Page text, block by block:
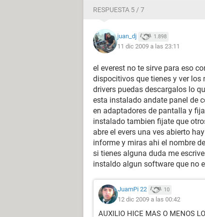
Offset F0: F0 FF FF FF 00 00 00
B00 D01 F00: Puente PCI ISA
Offset 00: DE 10 E0 03 0F 00
Offset 20: 00 00 00 00 00 00 00
Offset 30: 00 00 00 00 00 00 00
Offset 40: DE 10 84 CB 00 00 FF
Offset 50: FA 3E FF 00 00 5A
Offset 60: 00 00 00 00 00 00
Offset 70: 10 00 FF FF C5 80
Offset 80: 09 20 00 11 0D 80
Offset 90: FF 7F 00 00 00 00
Offset A0: 01 00 30 80 00 00
Offset B0: 00 00 00 00 95 02
Offset D0: 00 00 00 00 00 00 00
Offset E0: 00 00 00 00 00 00
Offset F0: 00 00 00 00 00 00 00
RESPUESTA 5 / 7
juan_dj 1.898
11 dic 2009 a las 23:11
el everest no te sirve para eso
dispocitivos que tienes y ver
drivers puedas descargalos lo
esta instalado andate panel de
en adaptadores de pantalla y
instalado tambien fijate que
abre el evers una ves abierto
informe y miras ahi el nombre
si tienes alguna duda me
instaldo algun software que no
JuamPi 22 10
12 dic 2009 a las 00:42
AUXILIO HICE MAS O MENOS